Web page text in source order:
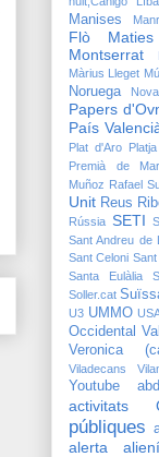
Manises
Flò
Montserrat
Màrius Lleget
Noruega
Papers
País
Plat d'Aro
Premià de Mar
Muñoz Rafael
Unit Reus
Rússia SETI
Sant Andreu de
Sant Celoni
Santa Eulàlia
Soller.cat
U3 UMMO
Occidental
Veronica
Viladecans
Youtube
activitats
públiques
alerta